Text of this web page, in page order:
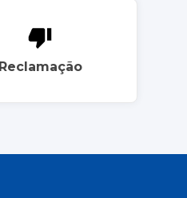
Reclamação